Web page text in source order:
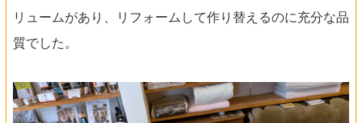
リュームがあり、リフォームして作り替えるのに充分な品
質でした。